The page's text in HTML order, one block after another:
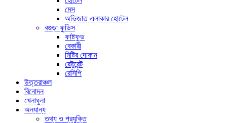
মেস
অভিজাত এলাকার হোটেল
বগুড়া ফুডিস
ফাষ্টফুড
বেকারী
মিষ্টির দোকান
রেষ্টুরেন্ট
রেসিপি
উত্তরাঞ্চল
বিনোদন
খেলাধুলা
অন্যান্য
তথ্য ও প্রযুক্তি